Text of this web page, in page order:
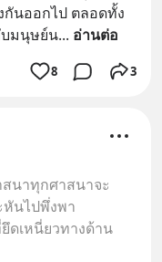
นออกไป ตลอดทั้ง
บมนุษย์น... อ่านต่อ
8 3
นาทุกศาสนาจะ
นไปพึ่งพา
ดเหนี่ยวทางด้าน